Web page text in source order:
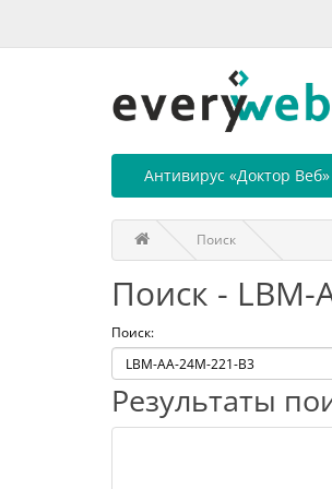
Антивирус «Доктор Веб»
Поиск
Поиск - LBM-
Поиск:
Результаты